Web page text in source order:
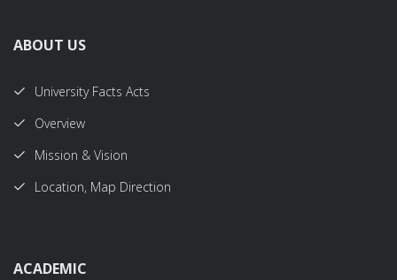
ABOUT US
University Facts Acts
Overview
Mission & Vision
Location, Map Direction
ACADEMIC